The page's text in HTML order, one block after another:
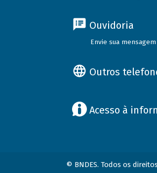
Ouvidoria
Envie sua mensagem
Outros
Acesso à
© BNDES. Todos os